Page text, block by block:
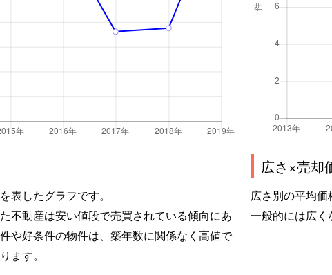
表したグラフです。
不動産は安い値段で売買されている傾向にあ
や好条件の物件は、築年数に関係なく高値で
ます。
広さ×売却
広さ別の平均価
一般的には広く